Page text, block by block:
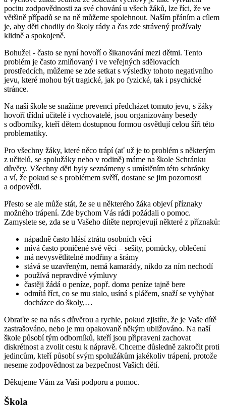
pocitu zodpovědnosti za své chování u všech žáků, lze říci, že ve
většině případů se na ně můžeme spolehnout. Naším přáním a cílem
je, aby děti chodily do školy rády a čas zde strávený prožívaly
klidně a spokojeně.
Bohužel - často se nyní hovoří o šikanování mezi dětmi. Tento
problém je často zmiňovaný i ve veřejných sdělovacích
prostředcích, můžeme se zde setkat s výsledky tohoto negativního
jevu, které mohou být tragické, jak po fyzické, tak i psychické
stránce.
Na naší škole se snažíme prevencí předcházet tomuto jevu, s žáky
hovoří třídní učitelé i vychovatelé, jsou organizovány besedy
s odborníky, kteří dětem dostupnou formou osvětlují celou šíři této
problematiky.
Pro všechny žáky, které něco trápí (ať už je to problém s některým
z učitelů, se spolužáky nebo v rodině) máme na škole Schránku
důvěry. Všechny děti byly seznámeny s umístěním této schránky
a ví, že pokud se s problémem svěří, dostane se jim pozornosti
a odpovědi.
Přesto se ale může stát, že se u některého žáka objeví příznaky
možného trápení. Zde bychom Vás rádi požádali o pomoc.
Zamyslete se, zda se u Vašeho dítěte neprojevují některé z příznaků:
nápadně často hlásí ztrátu osobních věcí
mívá často poničené své věci – sešity, pomůcky, oblečení
má nevysvětlitelné modřiny a šrámy
stává se uzavřeným, nemá kamarády, nikdo za ním nechodí
používá nepravdivé výmluvy
častěji žádá o peníze, popř. doma peníze tajně bere
odmítá říct, co se mu stalo, usíná s pláčem, snaží se vyhýbat
docházce do školy,…
Obraťte se na nás s důvěrou a rychle, pokud zjistíte, že je Vaše dítě
zastrašováno, nebo je mu opakovaně někým ubližováno. Na naší
škole působí tým odborníků, kteří jsou připraveni zachovat
diskrétnost a zvolit cestu k nápravě. Chceme důsledně zakročit proti
jedincům, kteří působí svým spolužákům jakékoliv trápení, protože
neseme zodpovědnost za bezpečnost Vašich dětí.
Děkujeme Vám za Vaši podporu a pomoc.
Škola